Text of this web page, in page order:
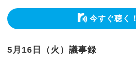
今すぐ聴く！
5月16日（火）議事録